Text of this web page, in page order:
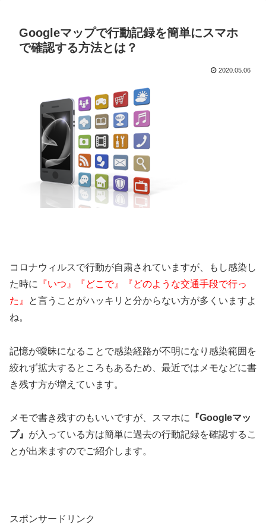
Googleマップで行動記録を簡単にスマホ
で確認する方法とは？
2020.05.06
コロナウィルスで行動が自粛されていますが、もし感染し
た時に
『いつ』『どこで』『どのような交通手段で行っ
た』
と言うことがハッキリと分からない方が多くいますよ
ね。
記憶が曖昧になることで感染経路が不明になり感染範囲を
絞れず拡大するところもあるため、最近ではメモなどに書
き残す方が増えています。
メモで書き残すのもいいですが、スマホに 『Googleマッ
プ』 が入っている方は簡単に過去の行動記録を確認するこ
とが出来ますのでご紹介します。
スポンサードリンク